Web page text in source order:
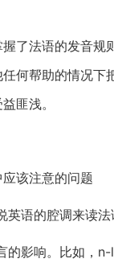
了法语的发音规
何帮助的情况下
匪浅。
该注意的问题
语的腔调来读法
影响。比如，n-l